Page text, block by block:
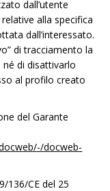
dall’utente
alla specifica
dall’interessato.
di tracciamento la
di disattivarlo
al profilo creato
del Garante
docweb-
136/CE del 25